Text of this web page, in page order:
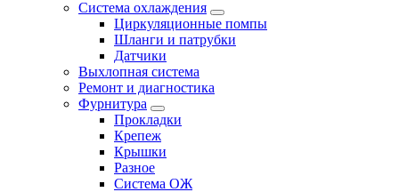
Система охлаждения
Циркуляционные помпы
Шланги и патрубки
Датчики
Выхлопная система
Ремонт и диагностика
Фурнитура
Прокладки
Крепеж
Крышки
Разное
Система ОЖ